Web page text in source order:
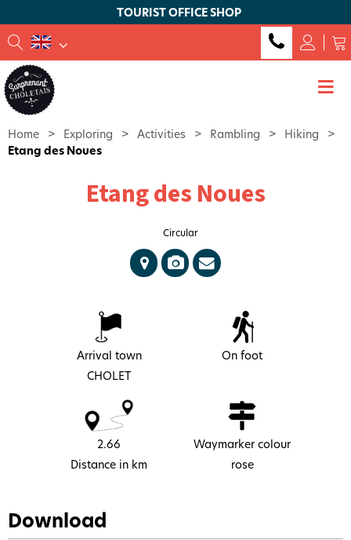
TOURIST OFFICE SHOP
Home > Exploring > Activities > Rambling > Hiking
>
Etang des Noues
Etang des Noues
Circular
Arrival town
CHOLET
On foot
2.66
Distance in km
Waymarker colour
rose
Download